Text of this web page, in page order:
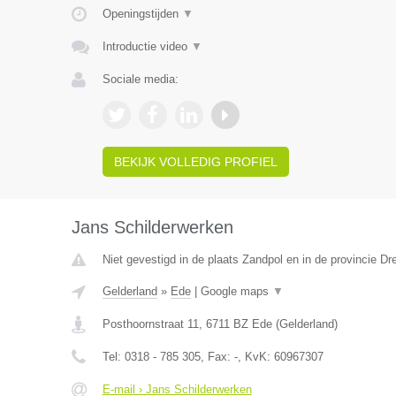
Openingstijden ▼
Introductie video ▼
Sociale media:
BEKIJK VOLLEDIG PROFIEL
Jans Schilderwerken
Niet gevestigd in de plaats Zandpol en in de provincie
Gelderland » Ede| Google maps ▼
Posthoornstraat 11, 6711 BZ Ede(Gelderland)
Tel: 0318 - 785 305, Fax: -, KvK: 60967307
E-mail › Jans Schilderwerken